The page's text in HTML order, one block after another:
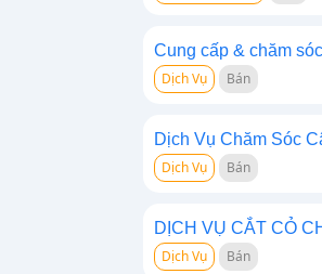
Cung cấp & chăm
Dịch Vụ Bán
Dịch Vụ Chăm Sóc
Dịch Vụ Bán
DỊCH VỤ CẮT CỎ
Dịch Vụ Bán